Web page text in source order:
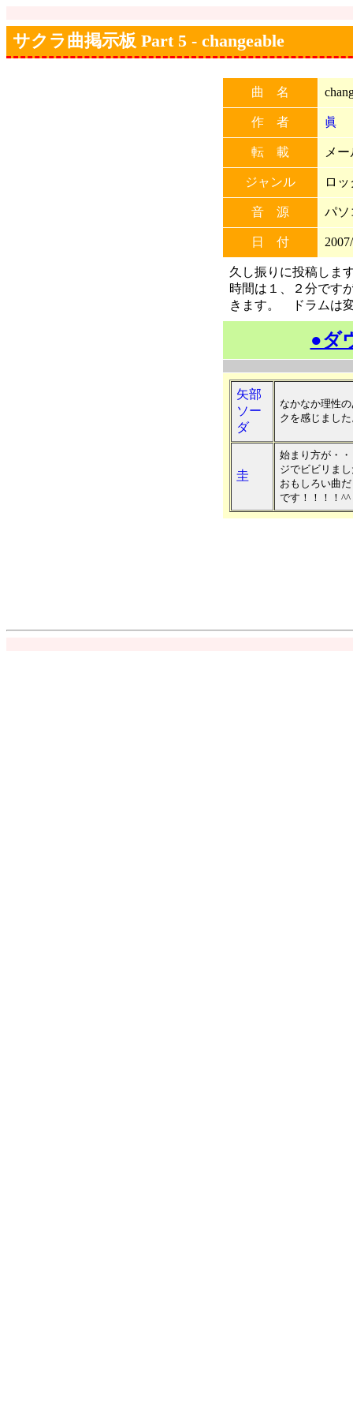
サクラ曲掲示板 Part 5 - changeable
曲 名
作 者 眞
転 載 メ
ジャンル ロッ
音 源 パソ
日 付
久し振りに投稿しま
時間は１、２分です
きます。 ドラムは
●ダ
矢部
ソー
ダ
なかなか理性
クを感じまし
圭
始まり方が・
ジでビビリま
おもしろい曲
です！！！！^^